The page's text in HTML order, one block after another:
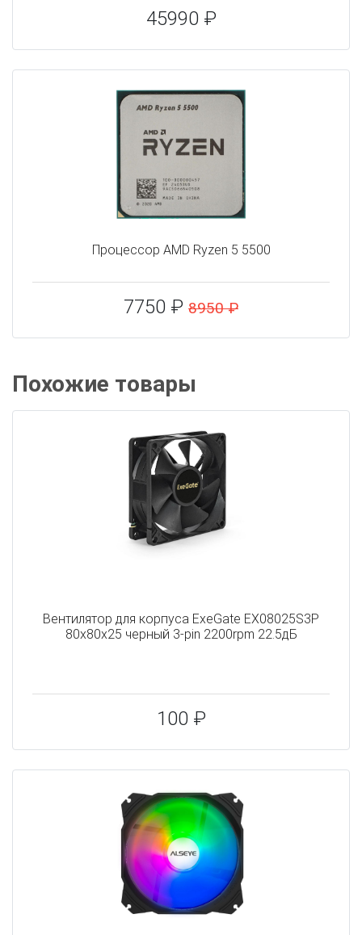
45990 ₽
Процессор AMD Ryzen 5 5500
7750 ₽ 8950 ₽
Похожие товары
Вентилятор для корпуса ExeGate EX08025S3P
80х80x25 черный 3-pin 2200rpm 22.5дБ
100 ₽